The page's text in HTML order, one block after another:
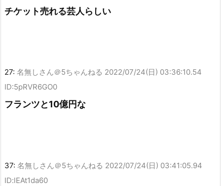
チケット売れる芸人らしい
27: 名無しさん＠5ちゃんねる 2022/07/24(日) 03:36:10.54
ID:5pRVR6GO0
フランツと10億円な
37: 名無しさん＠5ちゃんねる 2022/07/24(日) 03:41:05.94
ID:lEAt1da60